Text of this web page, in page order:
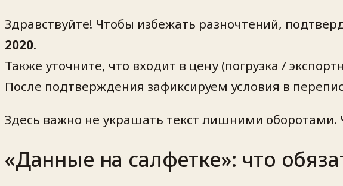
Здравствуйте! Чтобы избежать разночтений,
2020.
Также уточните, что входит в цену (погрузка /
После подтверждения зафиксируем условия в
Здесь важно не украшать текст лишними
«Данные на салфетке»: что